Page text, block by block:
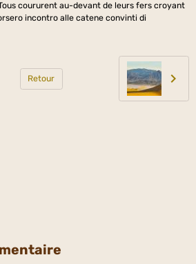
coururent au-devant de leurs fers croyant
incontro alle catene convinti di
Retour